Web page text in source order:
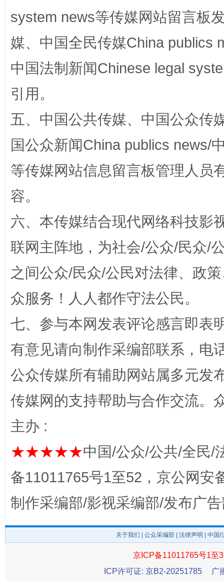
完善运行机制助力责任有效落实 一纸欠
东山县通报“牛蛙产品抗生素超标问题” 法
千年窑火 生生不息 一
揭开“小金库”的免责幌子
system news等传媒网站留言板
媒、中国全民传媒China publics
中国法制新闻Chinese legal
引用。
五、中国公共传媒、中国公众传
国公众新闻China publics news/
等传媒网站信息留言板管理人员
容。
六、本传媒结合现代网络科技影
联网主阵地，为社会/公众/民众/
之间公众/民众/公民对法律、政
众服务！人人都作守法公民。
七、参与本网发表评论感言即表
有意见请向制作采编部联系，电
公众传媒所有辅助网站属多元发
传媒网的支持帮助与合作交流。
主办 :
★★★★★中国/公众/公共/全民/
备11011765号1至52，京公网安
制作采编部/影视采编部/发布广
关于我们 公众采编部 法律声明 | 中国
京ICP备11011765号1至
ICP许可证: 京B2-20251785
广